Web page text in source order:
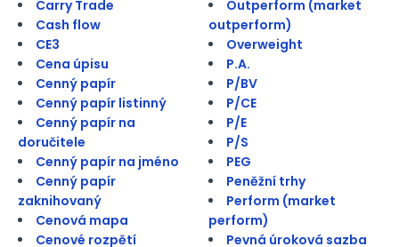
Carry Trade
Cash flow
CE3
Cena úpisu
Cenný papír
Cenný papír listinný
Cenný papír na
doručitele
Cenný papír na jméno
Cenný papír
zaknihovaný
Cenová mapa
Cenové rozpětí
Outperform (market
outperform)
Overweight
P.A.
P/BV
P/CE
P/E
P/S
PEG
Peněžní trhy
Perform (market
perform)
Pevná úroková sazba